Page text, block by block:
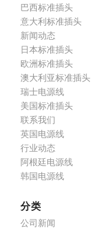
巴西标准插头
意大利标准插头
新闻动态
日本标准插头
欧洲标准插头
澳大利亚标准插头
瑞士电源线
美国标准插头
联系我们
英国电源线
行业动态
阿根廷电源线
韩国电源线
分类
公司新闻